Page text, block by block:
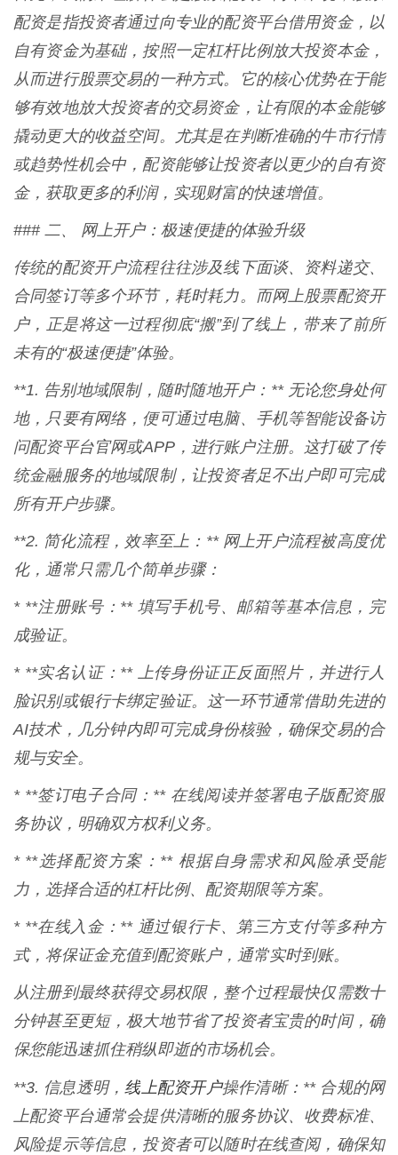
配资是指投资者通过向专业的配资平台借用资金，以
自有资金为基础，按照一定杠杆比例放大投资本金，
从而进行股票交易的一种方式。它的核心优势在于能
够有效地放大投资者的交易资金，让有限的本金能够
撬动更大的收益空间。尤其是在判断准确的牛市行情
或趋势性机会中，配资能够让投资者以更少的自有资
金，获取更多的利润，实现财富的快速增值。
### 二、 网上开户：极速便捷的体验升级
传统的配资开户流程往往涉及线下面谈、资料递交、
合同签订等多个环节，耗时耗力。而网上股票配资开
户，正是将这一过程彻底“搬”到了线上，带来了前所
未有的“极速便捷”体验。
**1. 告别地域限制，随时随地开户：** 无论您身处何
地，只要有网络，便可通过电脑、手机等智能设备访
问配资平台官网或APP，进行账户注册。这打破了传
统金融服务的地域限制，让投资者足不出户即可完成
所有开户步骤。
**2. 简化流程，效率至上：** 网上开户流程被高度优
化，通常只需几个简单步骤：
* **注册账号：** 填写手机号、邮箱等基本信息，完
成验证。
* **实名认证：** 上传身份证正反面照片，并进行人
脸识别或银行卡绑定验证。这一环节通常借助先进的
AI技术，几分钟内即可完成身份核验，确保交易的合
规与安全。
* **签订电子合同：** 在线阅读并签署电子版配资服
务协议，明确双方权利义务。
* **选择配资方案：** 根据自身需求和风险承受能
力，选择合适的杠杆比例、配资期限等方案。
* **在线入金：** 通过银行卡、第三方支付等多种方
式，将保证金充值到配资账户，通常实时到账。
从注册到最终获得交易权限，整个过程最快仅需数十
分钟甚至更短，极大地节省了投资者宝贵的时间，确
保您能迅速抓住稍纵即逝的市场机会。
**3. 信息透明，线上配资开户操作清晰：** 合规的网
上配资平台通常会提供清晰的服务协议、收费标准、
风险提示等信息，投资者可以随时在线查阅，确保知